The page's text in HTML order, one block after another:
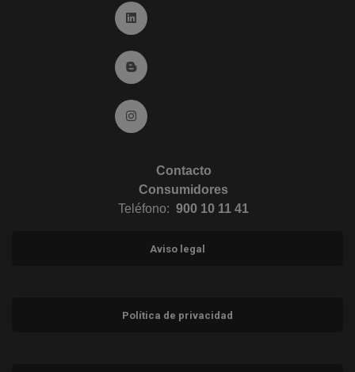
Ir a Linkedin (abre en ventana nueva)
Ir al Blog (abre en ventana nueva)
Ir a Instagram (abre en ventana nueva)
Contacto
Consumidores
Teléfono: 900 10 11 41
Aviso legal
Política de privacidad